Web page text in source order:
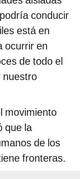
conducir
está en
ocurrir en
de todo el
nuestro
movimiento
que la
de los
fronteras.